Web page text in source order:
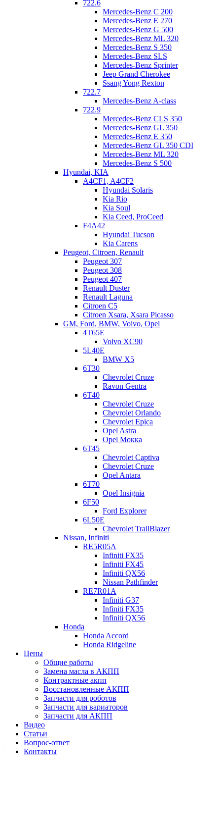
722.6
Mercedes-Benz C 200
Mercedes-Benz E 270
Mercedes-Benz G 500
Mercedes-Benz ML 320
Mercedes-Benz S 350
Mercedes-Benz SLS
Mercedes-Benz Sprinter
Jeep Grand Cherokee
Ssang Yong Rexton
722.7
Mercedes-Benz A-class
722.9
Mercedes-Benz CLS 350
Mercedes-Benz GL 350
Mercedes-Benz E 350
Mercedes-Benz GL 350 CDI
Mercedes-Benz ML 320
Mercedes-Benz S 500
Hyundai, KIA
A4CF1, A4CF2
Hyundai Solaris
Kia Rio
Kia Soul
Kia Ceed, ProCeed
F4A42
Hyundai Tucson
Kia Carens
Peugeot, Citroen, Renault
Peugeot 307
Peugeot 308
Peugeot 407
Renault Duster
Renault Laguna
Citroen C5
Citroen Xsara, Xsara Picasso
GM, Ford, BMW, Volvo, Opel
4T65E
Volvo XC90
5L40E
BMW X5
6Т30
Chevrolet Cruze
Ravon Gentra
6Т40
Chevrolet Cruze
Chevrolet Orlando
Chevrolet Epica
Opel Astra
Opel Мокка
6T45
Chevrolet Captiva
Chevrolet Cruze
Opel Antara
6T70
Opel Insignia
6F50
Ford Explorer
6L50E
Chevrolet TrailBlazer
Nissan, Infiniti
RE5R05A
Infiniti FX35
Infiniti FX45
Infiniti QX56
Nissan Pathfinder
RE7R01A
Infiniti G37
Infiniti FX35
Infiniti QX56
Honda
Honda Accord
Honda Ridgeline
Цены
Общие работы
Замена масла в АКПП
Контрактные акпп
Восстановленные АКПП
Запчасти для роботов
Запчасти для вариаторов
Запчасти для АКПП
Видео
Статьи
Вопрос-ответ
Контакты
АКПП Мерседес 724.0
Маркировки АКПП Mercedes-Benz 724.0 DSG (7G-DCT):
K7A240, K7A350, K7X350, K7X400. Данный агрегат ставится
на модели A, B, CLA и GLA с 2013-2014 годов. АКПП 724.0 –
это роботизированная трансмиссия с «мокрым» двойным
сцеплением. Производит ее собственно сам Mercedes-Benz,
однако коробка схожа со своими предшественниками от VAG
(DSG6 02E, DQ500) и Ford(6DCT450). Основные
неисправности 724.0 Главная…
01.03.2019
DSG6 02E DQ250
Маркировки роботизированной АКПП DSG6 с мокрым
сцеплением – 02E/DQ250. Данный агрегат ставился с 2006 по
2012 год на автомобили: — Audi: TT, Q3; — VW: Scirocco,
Sharan, Touran, Golf, Golf Plus, Golf GTI, Passat, Passat CC, Jetta;
— Skoda: Octavia, Octavia RS, Superb, Yeti; — Seat: Leon,
Toledo, Alhambra, Altea; Основная особенность DSG6 –